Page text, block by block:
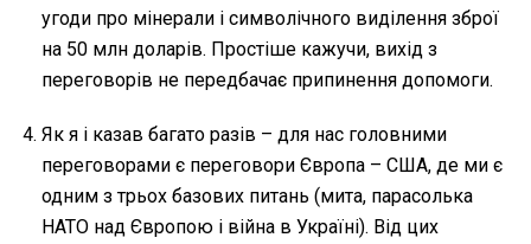
угоди про мінерали і символічного виділення зброї
на 50 млн доларів. Простіше кажучи, вихід з
переговорів не передбачає припинення допомоги.
Як я і казав багато разів – для нас головними
переговорами є переговори Європа – США, де ми є
одним з трьох базових питань (мита, парасолька
НАТО над Європою і війна в Україні). Від цих